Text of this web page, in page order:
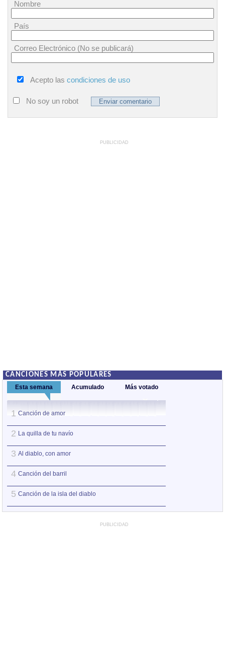
Nombre
País
Correo Electrónico (No se publicará)
Acepto las condiciones de uso
No soy un robot
PUBLICIDAD
CANCIONES MÁS POPULARES
Esta semana Acumulado Más votado
1 Canción de amor
2 La quilla de tu navío
3 Al diablo, con amor
4 Canción del barril
5 Canción de la isla del diablo
PUBLICIDAD